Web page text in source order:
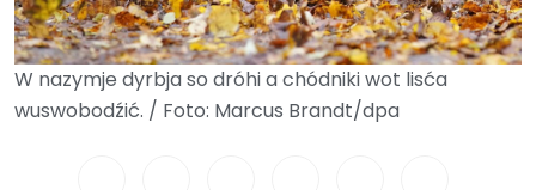
W nazymje dyrbja so dróhi a chódniki wot lisća
wuswobodźić. / Foto: Marcus Brandt/dpa